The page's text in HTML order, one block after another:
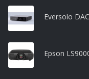
Eversolo
Epson